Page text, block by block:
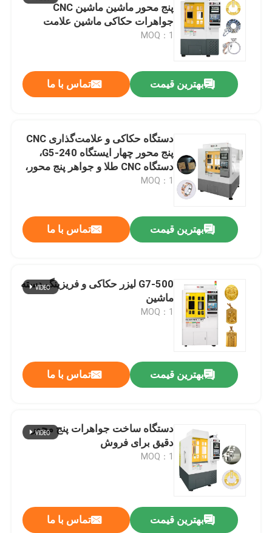
خانه
محصولات
نمایش VR
پنج محور ماشین ماشین CNC
جواهرات حکاکی ماشین علامت
گذاری
MOQ：1
بهترین قیمت تماس با ما
دستگاه حکاکی و علامت‌گذاری CNC
پنج محور چهار ایستگاه G5-240،
دستگاه CNC طلا و جواهر پنج محور،
MOQ：1
بهترین قیمت تماس با ما
G7-500 لیزر حکاکی و فریزینگ دسته
ماشین
MOQ：1
بهترین قیمت تماس با ما
دستگاه ساخت جواهرات پنج محور
دقیق برای فروش
MOQ：1
بهترین قیمت تماس با ما CE 9 محور ماشین CNC برای طلا و جواهرات تولید ماشین آلات